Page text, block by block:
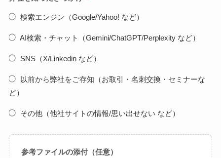
検索エンジン（Google/Yahoo! など）
AI検索・チャット（Gemini/ChatGPT/Perplexity など）
SNS（X/Linkedin など）
以前から弊社をご存知（お取引・名刺交換・セミナーな
ど）
その他（他社サイトの情報/思い出せない など）
参考ファイルの添付（任意）